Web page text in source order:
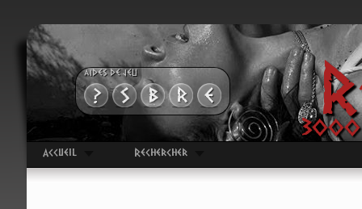
3000
AIDES DE JEU
Accueil Rechercher